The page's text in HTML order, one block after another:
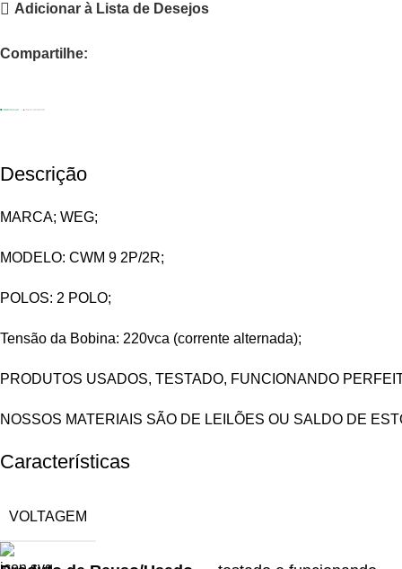
Adicionar à Lista de Desejos
Compartilhe:
Descrição
MARCA; WEG;
MODELO: CWM 9 2P/2R;
POLOS: 2 POLO;
Tensão da Bobina: 220vca (corrente alternada);
PRODUTOS USADOS, TESTADO, FUNCIONANDO
NOSSOS MATERIAIS SÃO DE LEILÕES OU SALDO DE
Características
VOLTAGEM